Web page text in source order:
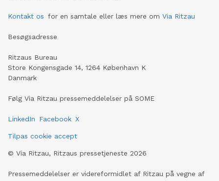
Kontakt os for en samtale eller læs mere om Via Ritzau
Besøgsadresse
Ritzaus Bureau
Store Kongensgade 14, 1264 København K
Danmark
Følg Via Ritzau pressemeddelelser på SOME
LinkedIn Facebook X
Tilpas cookie accept
© Via Ritzau, Ritzaus pressetjeneste 2026
Pressemeddelelser er videreformidlet af Ritzau på vegne af